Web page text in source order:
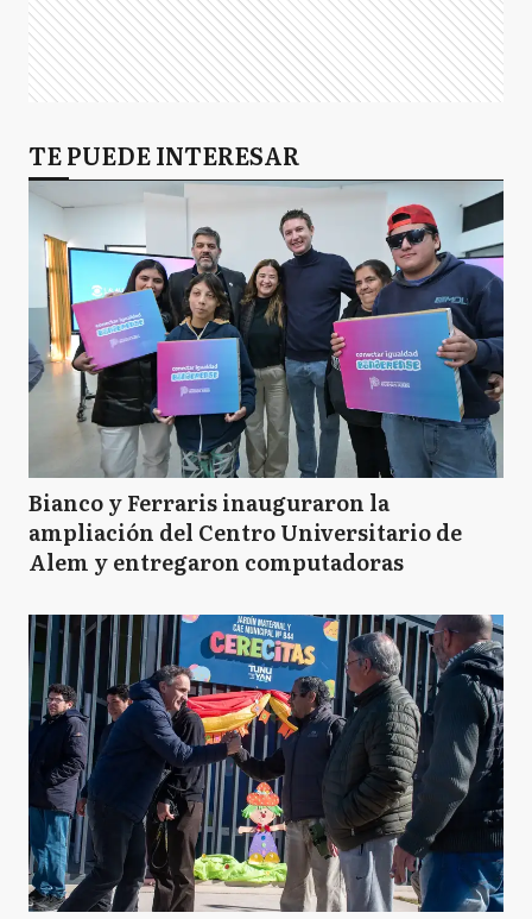
TE PUEDE INTERESAR
Bianco y Ferraris inauguraron la
ampliación del Centro Universitario de
Alem y entregaron computadoras